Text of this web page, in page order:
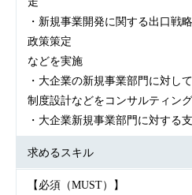
・新規事業開発に関する出口戦
政策策定
などを実施
・大企業の新規事業部門に対し
制度設計などをコンサルティング
・大企業新規事業部門に対する
求めるスキル
【必須（MUST）】